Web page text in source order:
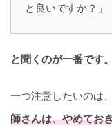
と良いですか？」
と聞くのが一番です。
一つ注意したいのは
師さんは、やめてお